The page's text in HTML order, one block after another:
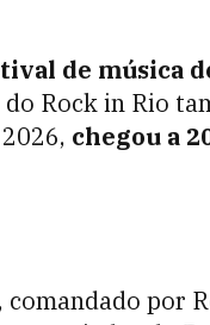
de música
Rock in Rio
chegou a
, comandado por